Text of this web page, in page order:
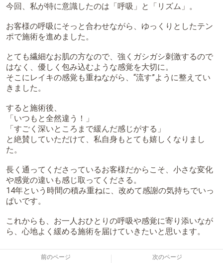
今回、私が特に意識したのは「呼吸」と「リズム」。
お客様の呼吸にそっと合わせながら、ゆっくりとしたテン
ポで施術を進めました。
とても繊細なお肌の方なので、強くガシガシ刺激するので
はなく、優しく包み込むような感覚を大切に。
そこにレイキの感覚も重ねながら、“流す”ように整えてい
きました。
すると施術後、
「いつもと全然違う！」
「すごく深いところまで緩んだ感じがする」
と絶賛していただけて、私自身もとても嬉しくなりまし
た。
長く通ってくださっているお客様だからこそ、小さな変化
や感覚の違いも感じ取ってくださる。
14年という時間の積み重ねに、改めて感謝の気持ちでいっ
ぱいです。
これからも、お一人おひとりの呼吸や感覚に寄り添いなが
ら、心地よく緩める施術を届けていきたいと思います。
前のページ 次のページ